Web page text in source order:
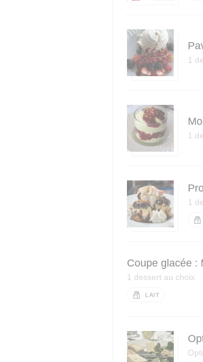
1
1
1
Coupe glacée :
1 dessert au choix
LAIT